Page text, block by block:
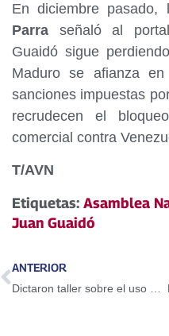
En diciembre pasado,
Parra señaló al
Guaidó sigue
Maduro se afianza
sanciones impuestas
recrudecen el
comercial contra
T/AVN
Etiquetas: Asamblea
Juan Guaidó
ANTERIOR